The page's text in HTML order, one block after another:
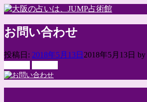
コ
テ
ン
ツ
へ
ス
キ
お問い合わせ
投稿日: 2018年5月13日 2018年5月13日 by